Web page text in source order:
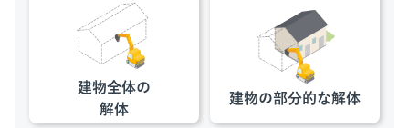
建物全体の
解体
建物の部分的な解体